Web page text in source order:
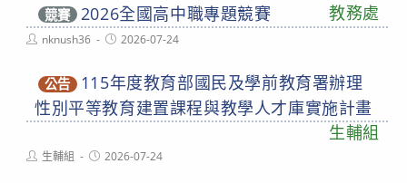
競賽 2026全國高中職專題競賽 教務處
Postnknush36
Post2026-07-24
公告
115年度教育部國民及學前教育署辦理
性別平等教育建置課程與教學人才庫實施計畫
生輔組
Post生輔組
Post2026-07-24